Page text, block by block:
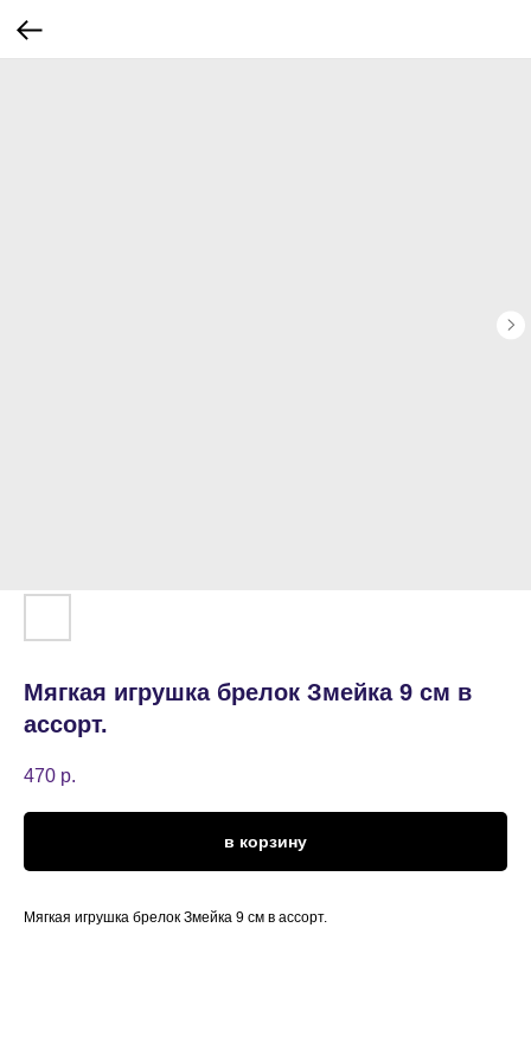
Мягкая игрушка брелок Змейка 9 см в
ассорт.
470 р.
в корзину
Мягкая игрушка брелок Змейка 9 см в ассорт.